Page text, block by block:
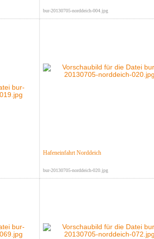
bur-20130705-norddeich-004.jpg
Hafeneinfahrt Norddeich
bur-20130705-norddeich-020.jpg